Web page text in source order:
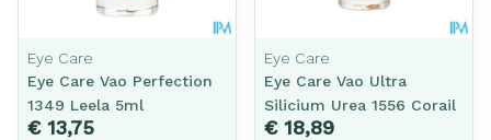
Eye Care
Eye Care Vao Perfection
1349 Leela 5ml
€ 13,75
Eye Care
Eye Care Vao Ultra
Silicium Urea 1556 Corail
€ 18,89